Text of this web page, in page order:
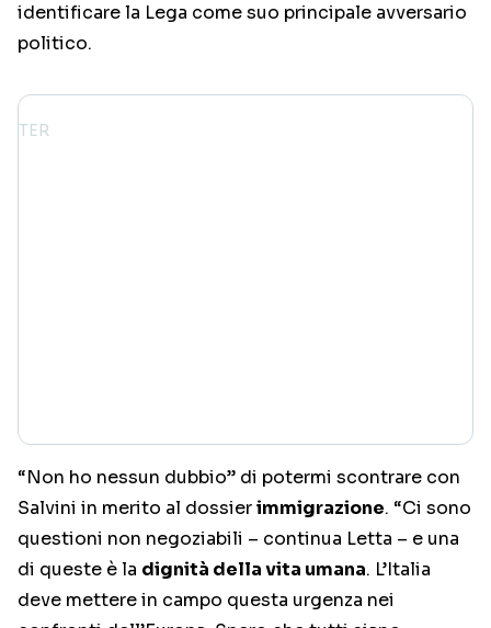
identificare la Lega come suo principale avversario
politico.
“Non ho nessun dubbio” di potermi scontrare con
Salvini in merito al dossierimmigrazione. “Ci sono
questioni non negoziabili – continua Letta – e una
di queste è la dignità della vita umana. L’Italia
deve mettere in campo questa urgenza nei